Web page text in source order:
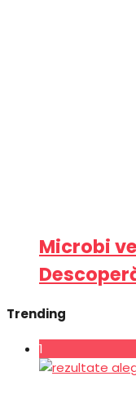
Microbi
Trending
1